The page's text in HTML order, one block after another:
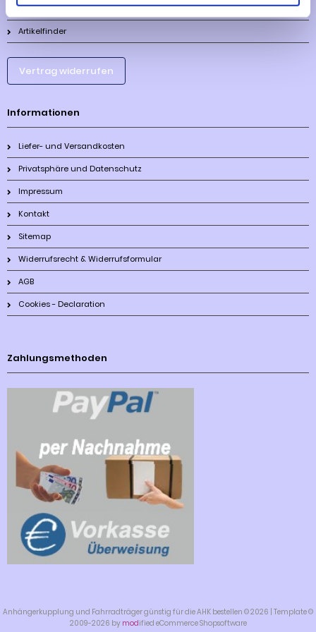
Lieferzeit
Artikelfinder
Vertrag widerrufen
Informationen
Liefer- und Versandkosten
Privatsphäre und Datenschutz
Impressum
Kontakt
Sitemap
Widerrufsrecht & Widerrufsformular
AGB
Cookies - Declaration
Zahlungsmethoden
Anhängerkupplung und Fahrradträger günstig für die AHK bestellen © 2026 | Template ©
2009-2026 by modified eCommerce Shopsoftware